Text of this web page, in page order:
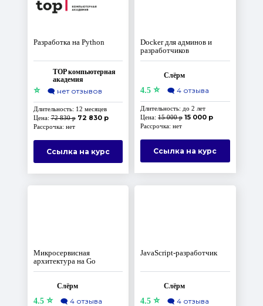
Разработка на Python
TOP компьютерная
академия
⭐ 🗨️ нет отзывов
Длительность: 12 месяцев
Цена:72 830 р 72 830 р
Рассрочка: нет
Ссылка на курс
Docker для админов и
разработчиков
Слёрм
4.5 ⭐ 🗨️ 4 отзыва
Длительность: до 2 лет
Цена: 15 000 р 15 000 р
Рассрочка: нет
Ссылка на курс
Микросервисная
архитектура на Go
Слёрм
4.5⭐ 🗨️ 4 отзыва
JavaScript-разработчик
Слёрм
4.5 ⭐ 🗨️ 4 отзыва